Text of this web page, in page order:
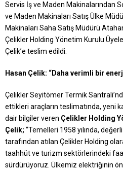
Servis İş ve Maden Makinalarından
ve Maden Makinaları Satış Ülke
Makinaları Saha Satış Müdürü
Çelikler Holding Yönetim Kurulu
Çelik’e teslim edildi.
Hasan Çelik: “Daha verimli bir
Çelikler Seyitömer Termik
ettikleri araçların teslimatında, yeni
dair bilgiler veren Çelikler Holding
Çelik; “Temelleri 1958 yılında,
tarafından atılan Çelikler Holding
taahhüt ve turizm sektörlerindeki
sürdürüyoruz. Ülkemiz elektriğinin